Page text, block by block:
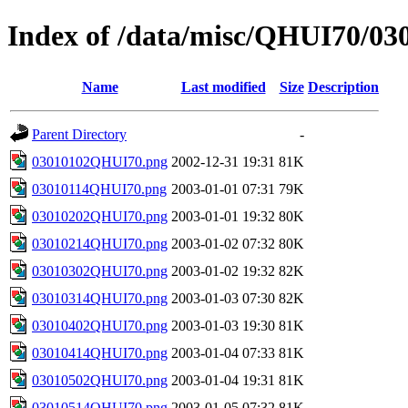
Index of /data/misc/QHUI70/
Name Last modified Size Description
Parent Directory
-
03010102QHUI70.png 2002-12-31 19:31 81K
03010114QHUI70.png 2003-01-01 07:31 79K
03010202QHUI70.png 2003-01-01 19:32 80K
03010214QHUI70.png 2003-01-02 07:32 80K
03010302QHUI70.png 2003-01-02 19:32 82K
03010314QHUI70.png 2003-01-03 07:30 82K
03010402QHUI70.png 2003-01-03 19:30 81K
03010414QHUI70.png 2003-01-04 07:33 81K
03010502QHUI70.png 2003-01-04 19:31 81K